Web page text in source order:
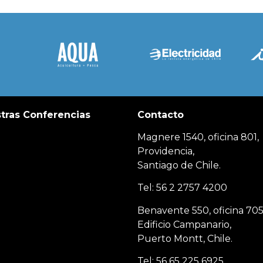
Conferencias Contacto
Magnere 1540, oficina 801,
Providencia,
Santiago de Chile.
Tel: 56 2 2757 4200
Benavente 550, oficina
Edificio Campanario,
Puerto Montt, Chile.